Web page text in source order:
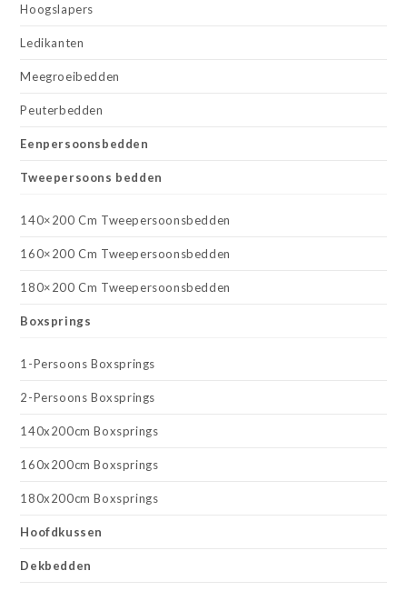
Hoogslapers
Ledikanten
Meegroeibedden
Peuterbedden
Eenpersoonsbedden
Tweepersoons bedden
140×200 Cm Tweepersoonsbedden
160×200 Cm Tweepersoonsbedden
180×200 Cm Tweepersoonsbedden
Boxsprings
1-Persoons Boxsprings
2-Persoons Boxsprings
140x200cm Boxsprings
160x200cm Boxsprings
180x200cm Boxsprings
Hoofdkussen
Dekbedden